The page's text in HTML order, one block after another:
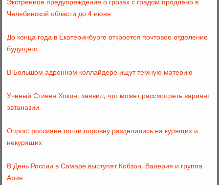
Экстренное предупреждение о грозах с градом продлено в
Челябинской области до 4 июня
До конца года в Екатеринбурге откроется почтовое отделение
будущего
В Большом адронном коллайдере ищут темную материю
Ученый Стивен Хокинг заявил, что может рассмотреть вариант
эвтаназии
Опрос: россияне почти поровну разделились на курящих и
некурящих
В День России в Самаре выступят Кобзон, Валерия и группа
Ария